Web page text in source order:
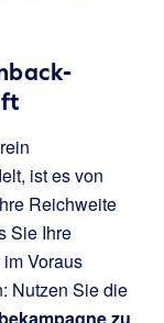
ist es von
Reichweite
Sie Ihre
Voraus
Nutzen Sie die